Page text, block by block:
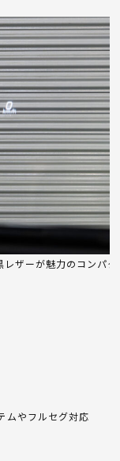
ザーが魅力のコンパ
ムやフルセグ対応